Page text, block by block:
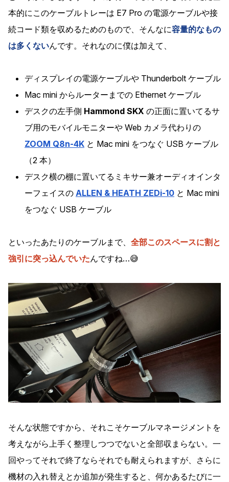
本的にこのケーブルトレーは E7 Pro の電源ケーブルや接
続コード類を収めるためのもので、そんなに容量的なもの
は多くないんです。それなのに僕は加えて、
ディスプレイの電源ケーブルや Thunderbolt ケーブル
Mac mini からルーターまでの Ethernet ケーブル
デスクの左手側 Hammond SKX の正面に置いてるサ
ブ用のモバイルモニターや Web カメラ代わりの
ZOOM Q8n-4K と Mac mini をつなぐ USB ケーブル
（2 本）
デスク横の棚に置いてるミキサー兼オーディオインタ
ーフェイスの ALLEN & HEATH ZEDi-10 と Mac mini
をつなぐ USB ケーブル
といったあたりのケーブルまで、 全部このスペースに割と
強引に突っ込んでいたんですね…😅
そんな状態ですから、それこそケーブルマネージメントを
考えながら上手く整理しつつでないと全部収まらない。一
回やってそれで終了ならそれでも耐えられますが、さらに
機材の入れ替えとか追加が発生すると、何かあるたびに一